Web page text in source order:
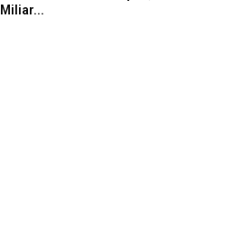
Miliar...